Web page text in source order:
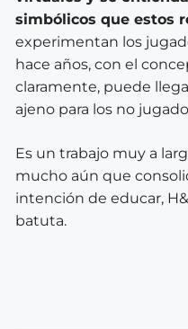
simbólicos que estos
experimentan los
hace años, con el
claramente, puede
ajeno para los no
Es un trabajo muy a
mucho aún que
intención de educar,
batuta.